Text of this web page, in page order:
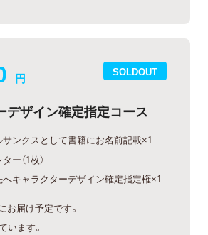
SOLDOUT
円
デザイン確定指定コース
ンクスとして書籍にお名前記載×1
ー（1枚）
へキャラクターデザイン確定指定権×1
お届け予定です。
います。